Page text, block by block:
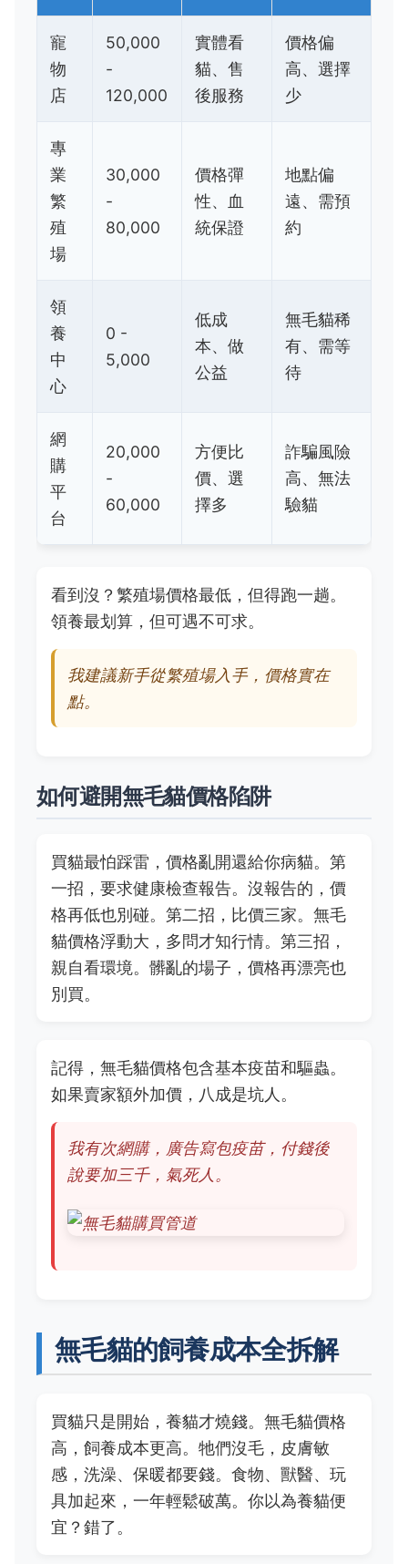
寵
物
店
50,000
-
120,000
實體看
貓、售
後服務
價格偏
高、選擇
少
專
業
繁
殖
場
30,000
-
80,000
價格彈
性、血
統保證
地點偏
遠、需預
約
領
養
中
心
0 -
5,000
低成
本、做
公益
無毛貓稀
有、需等
待
網
購
平
台
20,000
-
60,000
方便比
價、選
擇多
詐騙風險
高、無法
驗貓
看到沒？繁殖場價格最低，但得跑一趟。
領養最划算，但可遇不可求。
我建議新手從繁殖場入手，價格實在
點。
如何避開無毛貓價格陷阱
買貓最怕踩雷，價格亂開還給你病貓。第
一招，要求健康檢查報告。沒報告的，價
格再低也別碰。第二招，比價三家。無毛
貓價格浮動大，多問才知行情。第三招，
親自看環境。髒亂的場子，價格再漂亮也
別買。
記得，無毛貓價格包含基本疫苗和驅蟲。
如果賣家額外加價，八成是坑人。
我有次網購，廣告寫包疫苗，付錢後
說要加三千，氣死人。
無毛貓的飼養成本全拆解
買貓只是開始，養貓才燒錢。無毛貓價格
高，飼養成本更高。牠們沒毛，皮膚敏
感，洗澡、保暖都要錢。食物、獸醫、玩
具加起來，一年輕鬆破萬。你以為養貓便
宜？錯了。